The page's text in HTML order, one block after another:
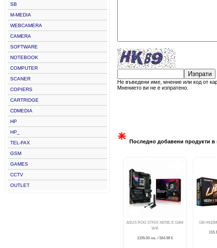
SB
M-MEDIA
WEBCAMERA
CAMERA
SOFTWARE
NOTEBOOK
COMPUTER
SCANER
COPIERS
CARTRIDGE
CDMEDIA
HP
HP_
TEL-FAX
GSM
GAMES
CCTV
OUTLET
Изпрати
Не въведени име, мнение или код от
Мнението ви не е изпратено.
Последно добавени продукти в
ASUS ROG STRIX X870E-E GAM
WIF
1105.00 лв. / 564.98 €
GB